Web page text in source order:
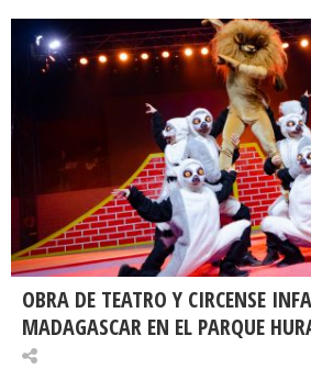
OBRA DE TEATRO Y CIRCENSE
MADAGASCAR EN EL PARQUE